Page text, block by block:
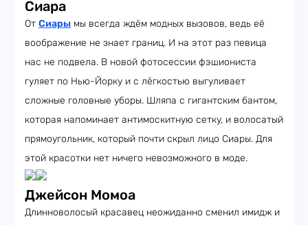
Сиара
От Сиары мы всегда ждём модных вызовов, ведь её
воображение не знает границ. И на этот раз певица
нас не подвела. В новой фотосессии фэшиониста
гуляет по Нью-Йорку и с лёгкостью выгуливает
сложные головные уборы. Шляпа с гигантским бантом,
которая напоминает антимоскитную сетку, и волосатый
прямоугольник, который почти скрыл лицо Сиары. Для
этой красотки нет ничего невозможного в моде.
Джейсон Момоа
Длинноволосый красавец неожиданно сменил имидж и